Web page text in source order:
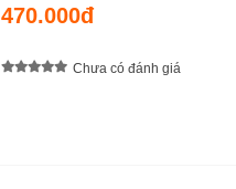
470.000đ
Chưa có đánh giá